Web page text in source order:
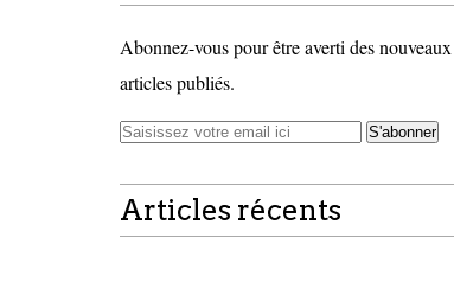
Abonnez-vous pour être averti des nouveaux
articles publiés.
Articles récents